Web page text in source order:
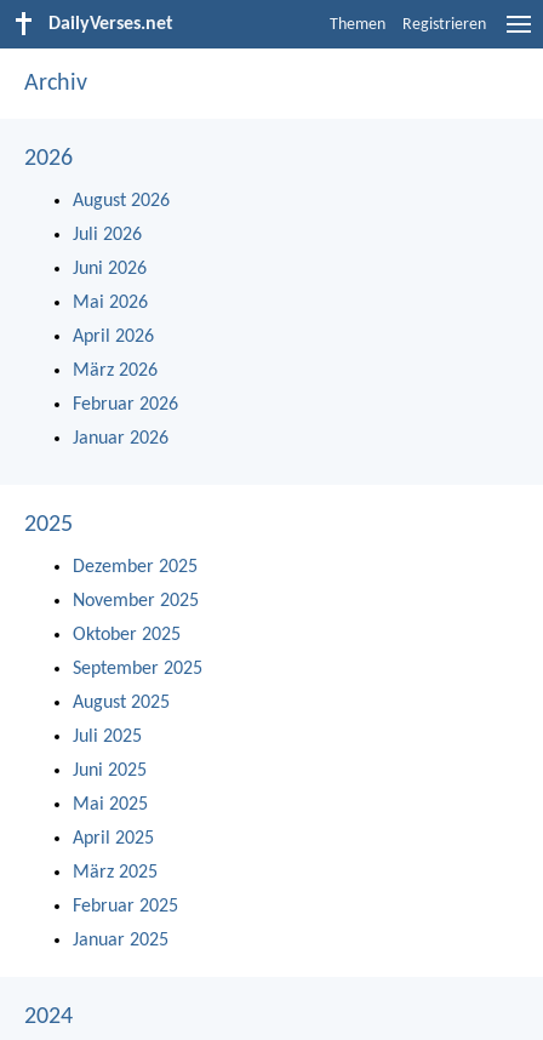
DailyVerses.net Themen Registrieren
Archiv
2026
August 2026
Juli 2026
Juni 2026
Mai 2026
April 2026
März 2026
Februar 2026
Januar 2026
2025
Dezember 2025
November 2025
Oktober 2025
September 2025
August 2025
Juli 2025
Juni 2025
Mai 2025
April 2025
März 2025
Februar 2025
Januar 2025
2024